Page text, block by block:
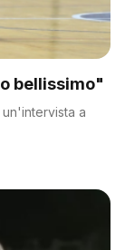
bellissimo"
a